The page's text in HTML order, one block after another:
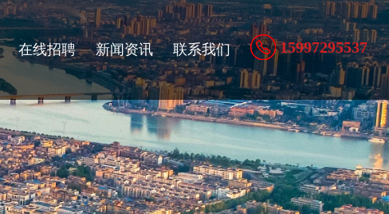
15997295537
在线招聘 新闻资讯 联系我们